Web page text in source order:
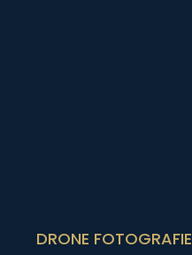
DRONE FOTOGRAFIE